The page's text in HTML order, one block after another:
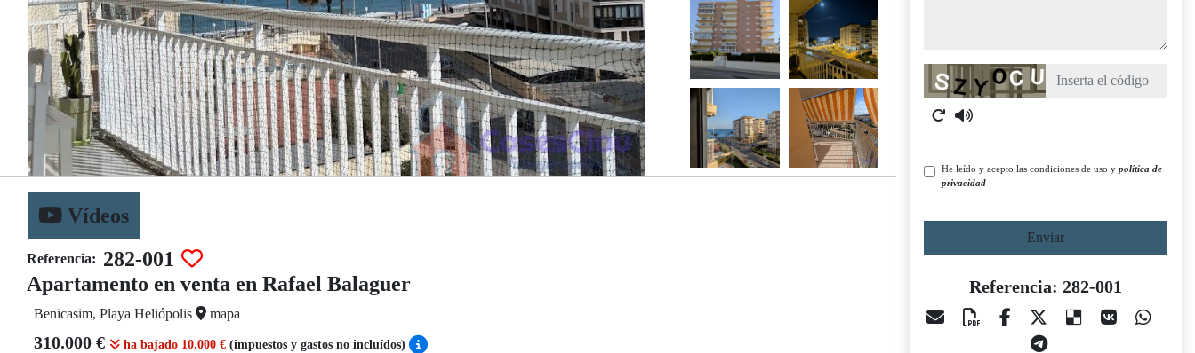
Vídeos
Referencia: 282-001
Apartamento en venta en Rafael Balaguer
Benicasim, Playa Heliópolis mapa
310.000 € ha bajado 10.000 € (impuestos y gastos no incluídos)
Captcha
He leído y acepto las condiciones de uso y política de
privacidad
Enviar
Referencia: 282-001